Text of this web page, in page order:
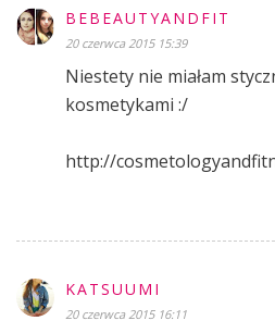
BEBEAUTYANDFIT
20 czerwca 2015 15:39
Niestety nie miałam
kosmetykami :/
http://
KATSUUMI
20 czerwca 2015 16:11